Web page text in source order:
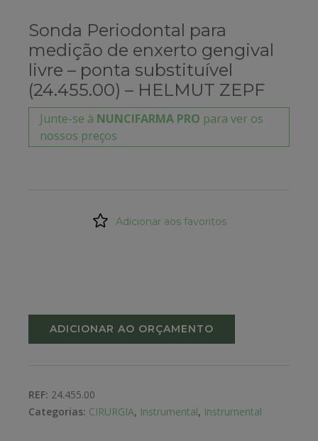
Sonda Periodontal para
medição de enxerto gengival
livre – ponta substituível
(24.455.00) – HELMUT ZEPF
Junte-se à NUNCIFARMA PRO para ver os
nossos preços
Adicionar aos favoritos
ADICIONAR AO ORÇAMENTO
REF: 24.455.00
Categorias: CIRURGIA, Instrumental, Instrumental